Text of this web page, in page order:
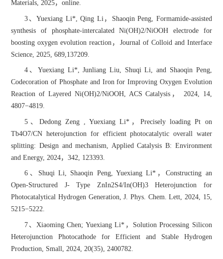
Materials, 2025，online.
3、Yuexiang Li*, Qing Li，Shaoqin Peng, Formamide-assisted
synthesis of phosphate-intercalated Ni(OH)2/NiOOH electrode for
boosting oxygen evolution reaction，Journal of Colloid and Interface
Science, 2025, 689,137209.
4、Yuexiang Li*, Junliang Liu, Shuqi Li, and Shaoqin Peng,
Codecoration of Phosphate and Iron for Improving Oxygen Evolution
Reaction of Layered Ni(OH)2/NiOOH, ACS Catalysis， 2024, 14,
4807−4819.
5、Dedong Zeng , Yuexiang Li*，Precisely loading Pt on
Tb4O7/CN heterojunction for efficient photocatalytic overall water
splitting: Design and mechanism, Applied Catalysis B: Environment
and Energy, 2024，342, 123393.
6、Shuqi Li, Shaoqin Peng, Yuexiang Li*，Constructing an
Open-Structured J- Type ZnIn2S4/In(OH)3 Heterojunction for
Photocatalytical Hydrogen Generation, J. Phys. Chem. Lett, 2024, 15,
5215−5222.
7、Xiaoming Chen; Yuexiang Li*，Solution Processing Silicon
Heterojunction Photocathode for Efficient and Stable Hydrogen
Production, Small, 2024, 20(35), 2400782.